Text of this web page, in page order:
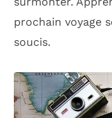
prochain voyage
soucis.